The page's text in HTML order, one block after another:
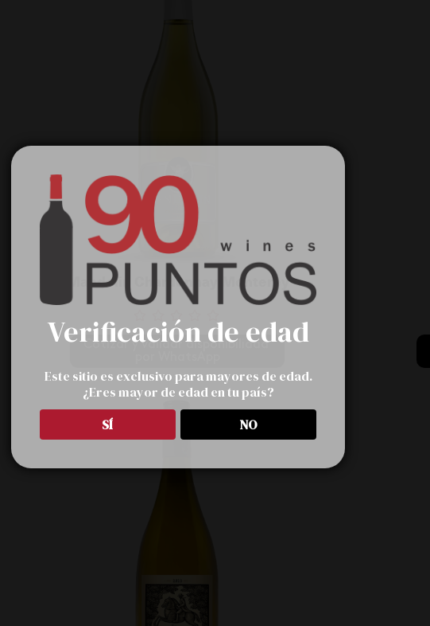
Mandolin Chardonnay Monterey
Cotizar y validar disponibilidad
Verificación de edad
Este sitio es exclusivo para mayores de edad.
¿Eres mayor de edad en tu país?
SÍ
NO